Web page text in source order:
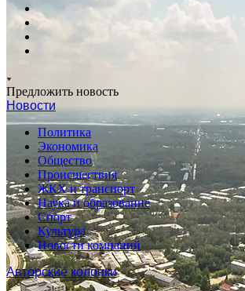
Предложить новость
Новости
Политика
Экономика
Общество
Происшествия
ЖКХ и транспорт
Наука и образование
Спорт
Культура
Новости компаний
Авторские колонки